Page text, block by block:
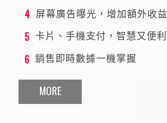
4 屏幕廣告曝光，增加額外收益
5 卡片、手機支付，智慧又便利
6 銷售即時數據一機掌握
MORE